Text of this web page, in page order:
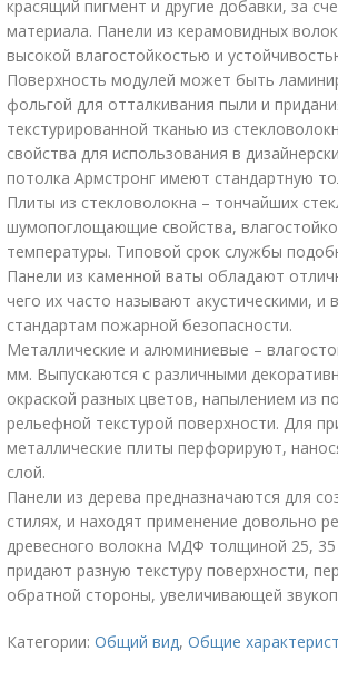
красящий пигмент и другие добавки, за
материала. Панели из керамовидных
высокой влагостойкостью и
Поверхность модулей может быть
фольгой для отталкивания пыли и
текстурированной тканью из
свойства для использования в
потолка Армстронг имеют стандартную
Плиты из стекловолокна – тончайших
шумопоглощающие свойства,
температуры. Типовой срок службы
Панели из каменной ваты обладают
чего их часто называют акустическими,
стандартам пожарной безопасности.
Металлические и алюминиевые –
мм. Выпускаются с различными
окраской разных цветов, напылением из
рельефной текстурой поверхности. Для
металлические плиты перфорируют,
слой.
Панели из дерева предназначаются для
стилях, и находят применение довольно
древесного волокна МДФ толщиной 25,
придают разную текстуру поверхности,
обратной стороны, увеличивающей
Категории: Общий вид, Общие